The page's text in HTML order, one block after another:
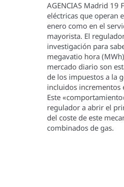
AGENCIAS Madrid 19
eléctricas que operan
enero como en el
mayorista. El
investigación para
megavatio hora
mercado diario son
de los impuestos a la
incluidos incrementos
Este
regulador a abrir el
del coste de este
combinados de gas.